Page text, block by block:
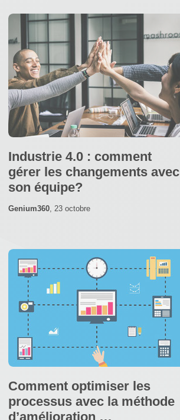
Industrie 4.0 : comment
gérer les changements avec
son équipe?
Genium360 23 octobre
Comment optimiser les
processus avec la méthode
d’amélioration …